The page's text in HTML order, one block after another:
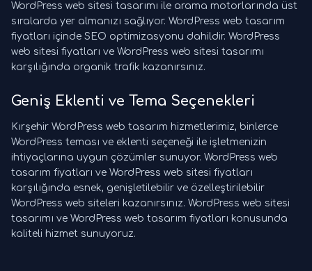
WordPress web sitesi tasarımı ile arama motorlarında üst
sıralarda yer almanızı sağlıyor. WordPress web tasarım
fiyatları içinde SEO optimizasyonu dahildir. WordPress
web sitesi fiyatları ve WordPress web sitesi tasarımı
karşılığında organik trafik kazanırsınız.
Geniş Eklenti ve Tema Seçenekleri
Kırşehir WordPress web tasarım hizmetlerimiz, binlerce
WordPress teması ve eklenti seçeneği ile işletmenizin
ihtiyaçlarına uygun çözümler sunuyor. WordPress web
tasarım fiyatları ve WordPress web sitesi fiyatları
karşılığında esnek, genişletilebilir ve özelleştirilebilir
WordPress web siteleri kazanırsınız. WordPress web sitesi
tasarımı ve WordPress web tasarım fiyatları konusunda
kaliteli hizmet sunuyoruz.